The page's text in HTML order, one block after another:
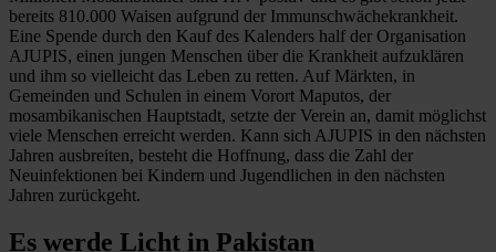
bereits 810.000 Waisen aufgrund der Immunschwächekrankheit.
Eine Spende durch den Kauf des Kalenders half der Organisation
AJUPIS, einen jungen Menschen über die Krankheit aufzuklären
und ihm so vielleicht das Leben zu retten. Auf Märkten, in
Gemeinden und Schulen in einem Vorort Maputos, der
mosambikanischen Hauptstadt, setzte der Verein an, damit möglichst
viele Menschen erreicht werden. Kann sich AJUPIS in den nächsten
Jahren ausbreiten, besteht die Hoffnung, dass die Zahl der
Neuinfektionen bei Kindern und Jugendlichen in den nächsten
Jahren zurückgeht.
Es werde Licht in Pakistan